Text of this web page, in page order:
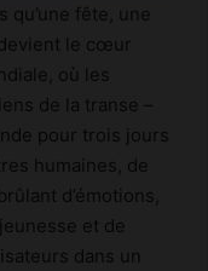
qu’une fête, une
le cœur
où les
de la transe –
pour trois jours
humaines, de
d’émotions,
et de
dans un